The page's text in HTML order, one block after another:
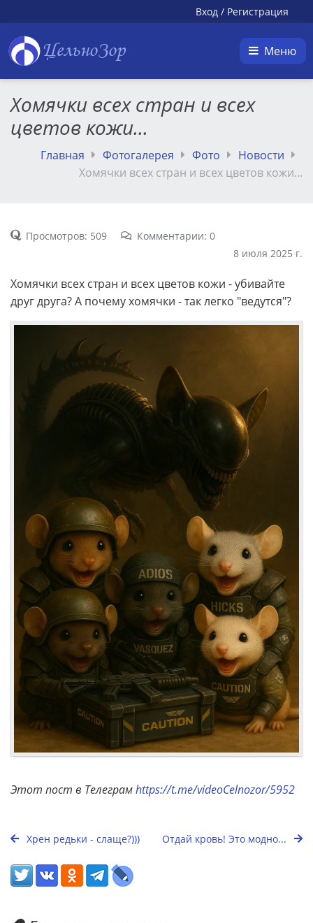
Вход / Регистрация
ЦельноЗор Меню
Хомячки всех стран и всех
цветов кожи...
Главная Фотогалерея Фото
Новости
Хомячки всех стран и всех цветов кожи...
Просмотров: 509
Комментарии: 0
8 июля 2025 г.
Хомячки всех стран и всех цветов кожи - убивайте
друг друга? А почему хомячки - так легко "ведутся"?
Этот пост в Телеграмhttps://t.me/videoCelnozor/5952
Хрен редьки - слаще?))) Отдай кровь! Это модно...